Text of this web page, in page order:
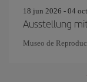
18 jun 2026 - 04
Ausstellung
Museo de